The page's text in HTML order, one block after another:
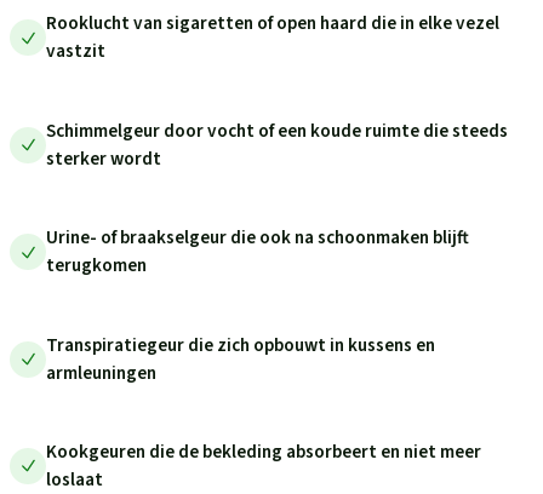
Rooklucht van sigaretten of open haard die in elke vezel
vastzit
Schimmelgeur door vocht of een koude ruimte die steeds
sterker wordt
Urine- of braakselgeur die ook na schoonmaken blijft
terugkomen
Transpiratiegeur die zich opbouwt in kussens en
armleuningen
Kookgeuren die de bekleding absorbeert en niet meer
loslaat